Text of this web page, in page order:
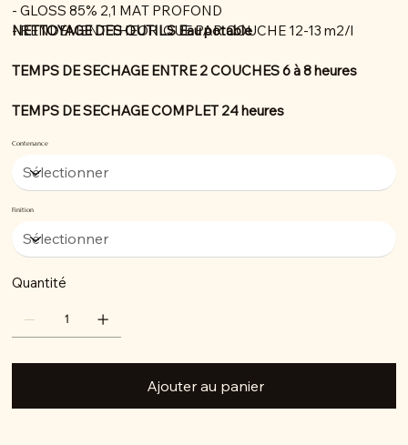
- GLOSS 85% 2,1 MAT PROFOND
- RENDEMENT THEORIQUE PAR COUCHE 12-13 m2/l
NETTOYAGE DES OUTILS Eau potable
TEMPS DE SECHAGE ENTRE 2 COUCHES 6 à 8 heures
TEMPS DE SECHAGE COMPLET 24 heures
Contenance
Finition
Quantité
Ajouter au panier